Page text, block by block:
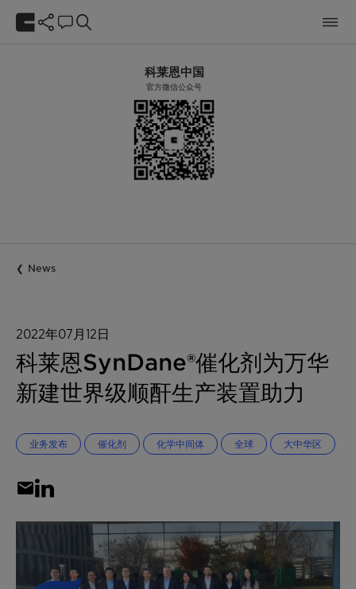
科莱恩中国
官方微信公众号
News
2022年07月12日
科莱恩SynDane®催化剂为万华
新建世界级顺酐生产装置助力
业务发布 催化剂 化学中间体 全球 大中华区